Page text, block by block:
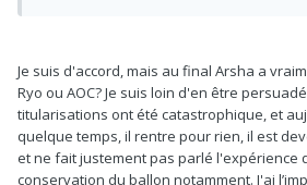
Je suis d'accord, mais au final Arsha a
Ryo ou AOC? Je suis loin d'en être
titularisations ont été catastrophique, et
quelque temps, il rentre pour rien, il est
et ne fait justement pas parlé l'expérience
conservation du ballon notamment. J'ai